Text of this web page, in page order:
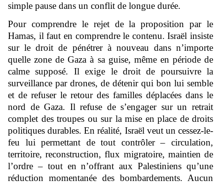
simple pause dans un conflit de longue durée.
Pour comprendre le rejet de la proposition par le
Hamas, il faut en comprendre le contenu. Israël insiste
sur le droit de pénétrer à nouveau dans n’importe
quelle zone de Gaza à sa guise, même en période de
calme supposé. Il exige le droit de poursuivre la
surveillance par drones, de détenir qui bon lui semble
et de refuser le retour des familles déplacées dans le
nord de Gaza. Il refuse de s’engager sur un retrait
complet des troupes ou sur la mise en place de droits
politiques durables. En réalité, Israël veut un cessez-le-
feu lui permettant de tout contrôler – circulation,
territoire, reconstruction, flux migratoire, maintien de
l’ordre – tout en n’offrant aux Palestiniens qu’une
réduction momentanée des bombardements. Aucun